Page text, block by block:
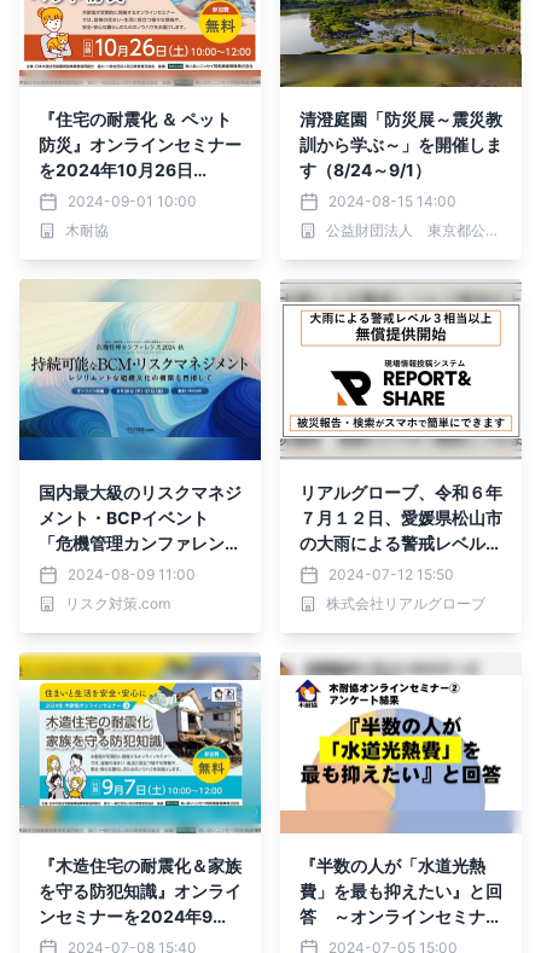
『住宅の耐震化 ＆ ペット
防災』オンラインセミナー
を2024年10月26日
（土）に開催します
2024-09-01 10:00
木耐協
清澄庭園「防災展～震災教
訓から学ぶ～」を開催しま
す（8/24～9/1）
2024-08-15 14:00
公益財団法人 東京都公園協会
国内最大級のリスクマネジ
メント・BCPイベント
「危機管理カンファレン
ス」2024秋を9月に開催
2024-08-09 11:00
リスク対策.com
リアルグローブ、令和６年
７月１２日、愛媛県松山市
の大雨による警戒レベル５
の発令にともない、被害状
況の報告を共有できる「現
場情報投稿システム REPO
ンドシェア）」を、被災し
た地域の自治体に無償で提
2024-07-12 15:50
株式会社リアルグローブ
『木造住宅の耐震化＆家族
を守る防犯知識』オンライ
ンセミナーを2024年9月7
日（土）に開催します
2024-07-08 15:40
『半数の人が「水道光熱
費」を最も抑えたい』と回
答 ～オンラインセミナー
②の参加者にアンケート
2024-07-05 15:00